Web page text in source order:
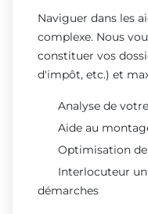
Naviguer dans les
complexe. Nous
constituer vos
d'impôt, etc.) et
Analyse de
Aide au
Optimisation
Interlocuteur
démarches